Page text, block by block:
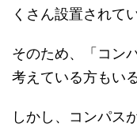
くさん設置されて
そのため、「コン
考えている方もい
しかし、コンパス